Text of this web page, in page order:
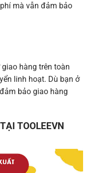
mà vẫn đảm bảo
giao hàng trên toàn
linh hoạt. Dù bạn ở
bảo giao hàng
TOOLEEVN